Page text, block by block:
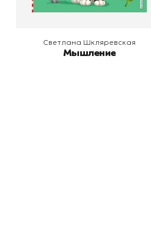
Светлана Шкляревская
Мышление